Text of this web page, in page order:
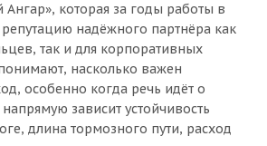
которая за годы работы в
надёжного партнёра как
так и для корпоративных
насколько важен
особенно когда речь идёт о
зависит устойчивость
длина тормозного пути, расход